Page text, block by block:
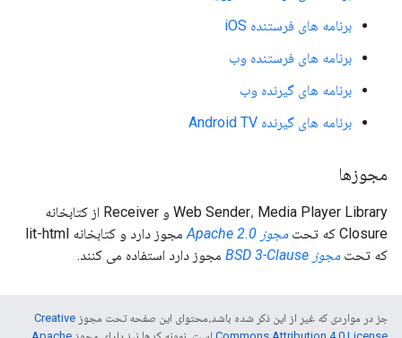
برنامه های فرستنده iOS
برنامه های فرستنده وب
برنامه های گیرنده وب
برنامه های گیرنده Android TV
مجوزها
Web Sender، Media Player Library و Receiver از کتابخانه
Closure که تحت
مجوز Apache 2.0
مجوز دارد و کتابخانه lit-html
که تحت مجوز BSD 3-Clause مجوز دارد استفاده می کنند.
جز در مواردی که غیر از این ذکر شده باشد،‌محتوای این صفحه تحت مجوز Creative